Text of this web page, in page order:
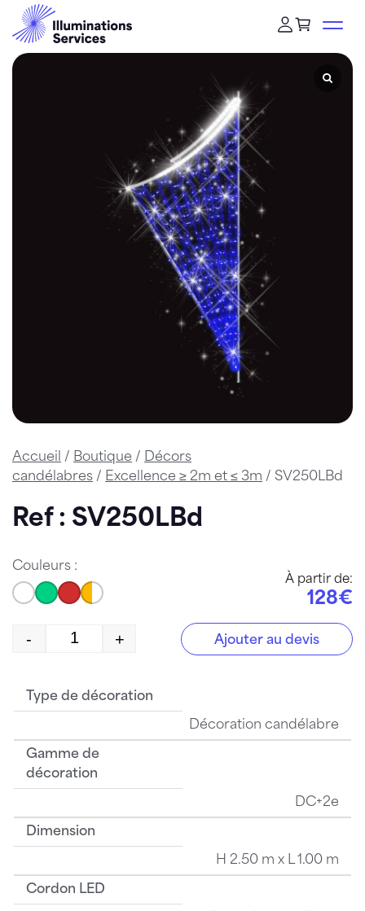
Accueil / Boutique / Décors
candélabres / Excellence ≥ 2m et ≤ 3m / SV250LBd
Ref : SV250LBd
Couleurs :
À partir de:
128€
quantité de SV250LBd
- + Ajouter au devis
Type de décoration
Décoration candélabre
Gamme de
décoration
DC+2e
Dimension
H 2.50 m x L 1.00 m
Cordon LED